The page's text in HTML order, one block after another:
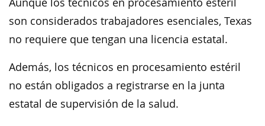
son considerados trabajadores esenciales, Texas
no requiere que tengan una licencia estatal.
Además, los técnicos en procesamiento estéril
no están obligados a registrarse en la junta
estatal de supervisión de la salud.